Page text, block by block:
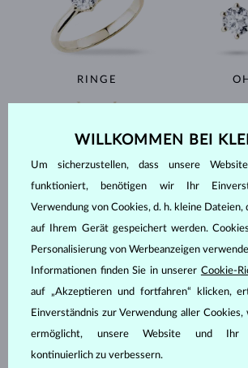
RINGE
HALSKETTEN
SHOWROOM DUŠNÍ 6,
WILLKOMMEN BEI
Um sicherzustellen, dass unsere Website
funktioniert, benötigen wir Ihr
Verwendung von Cookies, d. h. kleine Dateien,
auf Ihrem Gerät gespeichert werden.
Personalisierung von Werbeanzeigen
Informationen finden Sie in unserer Cookie-
auf „Akzeptieren und fortfahren“ klicken,
Einverständnis zur Verwendung aller Cookies,
ermöglicht, unsere Website und Ihr
kontinuierlich zu verbessern.